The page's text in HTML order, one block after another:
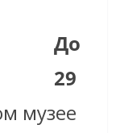
До
29
музее